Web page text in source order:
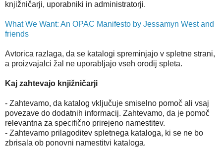
knjižničarji, uporabniki in administratorji.
What We Want: An OPAC Manifesto by Jessamyn West and
friends
Avtorica razlaga, da se katalogi spreminjajo v spletne strani,
a proizvajalci žal ne uporabljajo vseh orodij spleta.
Kaj zahtevajo knjižničarji
- Zahtevamo, da katalog vključuje smiselno pomoč ali vsaj
povezave do dodatnih informacij. Zahtevamo, da je pomoč
relevantna za specifično prirejeno namestitev.
- Zahtevamo prilagoditev spletnega kataloga, ki se ne bo
zbrisala ob ponovni namestitvi kataloga.